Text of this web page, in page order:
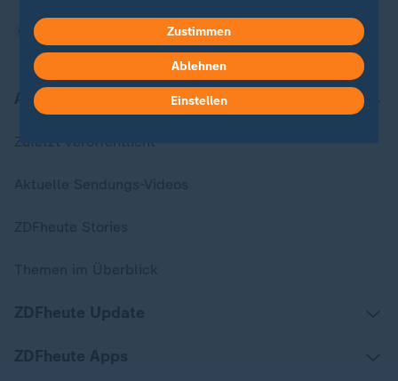
Aktuell bei ZDFheute
Zuletzt veröffentlicht
Zustimmen
Ablehnen
Einstellen